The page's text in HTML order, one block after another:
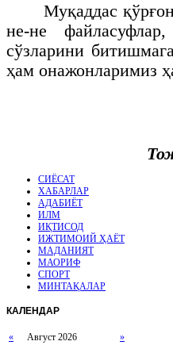
Муқаддас
не-не
сўзларини
ҳам онажонларимиз
СИЁСАТ
ХАБАРЛАР
АДАБИЁТ
ИЛМ
ИҚТИСОД
ИЖТИМОИЙ ҲАЁТ
МАДАНИЯТ
МАОРИФ
СПОРТ
МИНТАҚАЛАР
КАЛЕНДАР
« Август 2026
»